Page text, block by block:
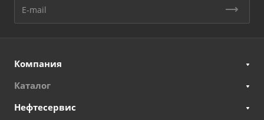
Компания
Каталог
Нефтесервис